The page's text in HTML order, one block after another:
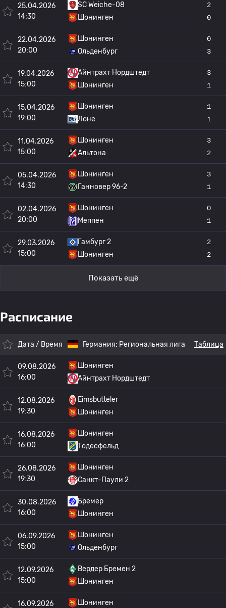
25.04.2026
14:30
SC Weiche-08
Шонинген
2
0
22.04.2026
20:00
Шонинген
Ольденбург
0
3
19.04.2026
15:00
Айнтрахт Нордштедт
Шонинген
3
1
15.04.2026
19:00
Шонинген
Лоне
1
1
11.04.2026
15:00
Шонинген
Альтона
3
2
05.04.2026
14:30
Шонинген
Ганновер 96-2
3
1
02.04.2026
20:00
Шонинген
Меппен
0
1
29.03.2026
15:00
Гамбург 2
Шонинген
2
2
Показать ещё
Расписание
Дата / Время Германия: Региональная лига Таблица
09.08.2026
16:00
Шонинген
Айнтрахт Нордштедт
12.08.2026
19:30
Eimsbutteler
Шонинген
16.08.2026
16:00
Шонинген
Тодесфельд
26.08.2026
19:30
Шонинген
Санкт-Паули 2
30.08.2026
16:00
Бремер
Шонинген
06.09.2026
15:00
Шонинген
Ольденбург
12.09.2026
15:00
Вердер Бремен 2
Шонинген
16.09.2026 Шонинген